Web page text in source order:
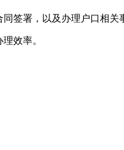
签署，以及办理户口相关
效率。